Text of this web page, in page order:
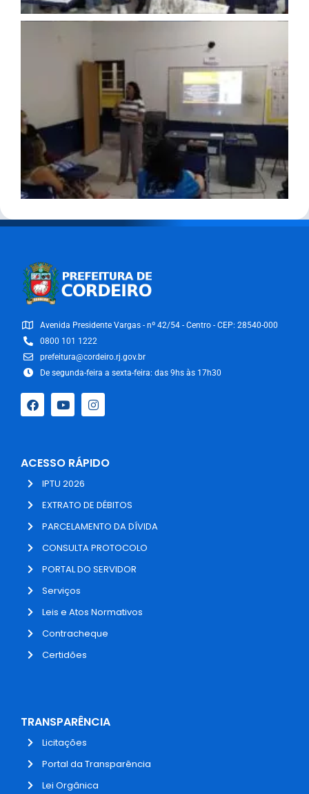
Avenida Presidente Vargas - nº 42/54 - Centro - CEP: 28540-000
0800 101 1222
prefeitura@cordeiro.rj.gov.br
De segunda-feira a sexta-feira: das 9hs às 17h30
ACESSO RÁPIDO
IPTU 2026
EXTRATO DE DÉBITOS
PARCELAMENTO DA DÍVIDA
CONSULTA PROTOCOLO
PORTAL DO SERVIDOR
Serviços
Leis e Atos Normativos
Contracheque
Certidões
TRANSPARÊNCIA
Licitações
Portal da Transparência
Lei Orgânica